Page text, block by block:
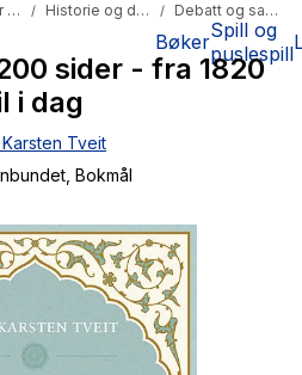
BøkerSpill og
puslespill
Dokumentar og fakta / Historie og dokumentar / Debatt og samfunn
sider - fra 1820
i dag
Tveit
, Bokmål